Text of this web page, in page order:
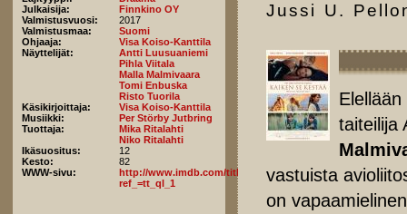
Julkaisija:
Finnkino OY
Valmistusvuosi:
2017
Valmistusmaa:
Suomi
Ohjaaja:
Visa Koiso-Kanttila
Näyttelijät:
Antti Luusuaniemi
Pihla Viitala
Malla Malmivaara
Tomi Enbuska
Risto Tuorila
Käsikirjoittaja:
Visa Koiso-Kanttila
Musiikki:
Per Störby Jutbring
Tuottaja:
Mika Ritalahti
Niko Ritalahti
Ikäsuositus:
12
Kesto:
82
WWW-sivu:
http://www.imdb.com/title/tt5716438/fullcredits?
ref_=tt_ql_1
Jussi U.
taiteilija
vastuista
on